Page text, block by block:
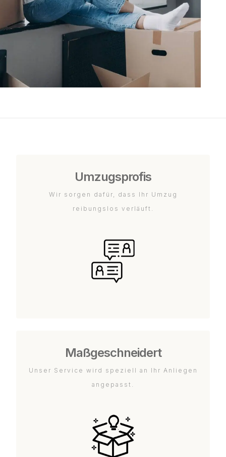
Umzugsprofis
Wir sorgen dafür, dass Ihr Umzug
reibungslos verläuft.
Maßgeschneidert
Unser Service wird speziell an Ihr Anliegen
angepasst.